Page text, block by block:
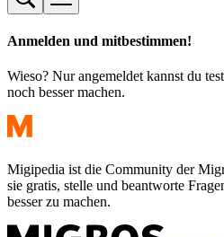
Anmelden und mitbestimmen!
Wieso? Nur angemeldet kannst du
noch besser machen.
Migipedia ist die Community der
sie gratis, stelle und beantworte
besser zu machen.